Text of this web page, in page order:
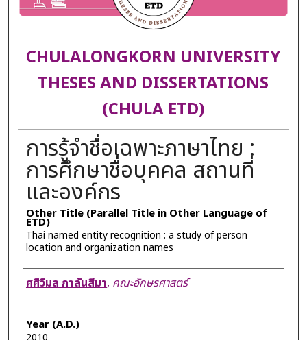
CHULALONGKORN UNIVERSITY
THESES AND DISSERTATIONS
(CHULA ETD)
การรู้จำชื่อเฉพาะภาษาไทย :
การศึกษาชื่อบุคคล สถานที่
และองค์กร
Other Title (Parallel Title in Other Language of
ETD)
Thai named entity recognition : a study of person
location and organization names
Author
ศศิวิมล กาลันสีมา, คณะอักษรศาสตร์
Year (A.D.)